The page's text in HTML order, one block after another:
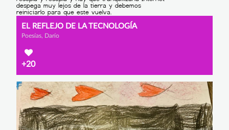
EL REFLEJO DE LA TECNOLOGÍA
Poesías, Darío
+20